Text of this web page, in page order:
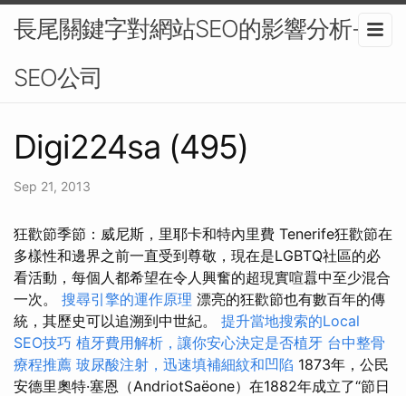
長尾關鍵字對網站SEO的影響分析-
SEO公司
Digi224sa (495)
Sep 21, 2013
狂歡節季節：威尼斯，里耶卡和特內里費 Tenerife狂歡節在
多樣性和邊界之前一直受到尊敬，現在是LGBTQ社區的必
看活動，每個人都希望在令人興奮的超現實喧囂中至少混合
一次。 搜尋引擎的運作原理 漂亮的狂歡節也有數百年的傳
統，其歷史可以追溯到中世紀。 提升當地搜索的Local
SEO技巧 植牙費用解析，讓你安心決定是否植牙 台中整骨
療程推薦 玻尿酸注射，迅速填補細紋和凹陷 1873年，公民
安德里奧特·塞恩（AndriotSaëone）在1882年成立了“節日